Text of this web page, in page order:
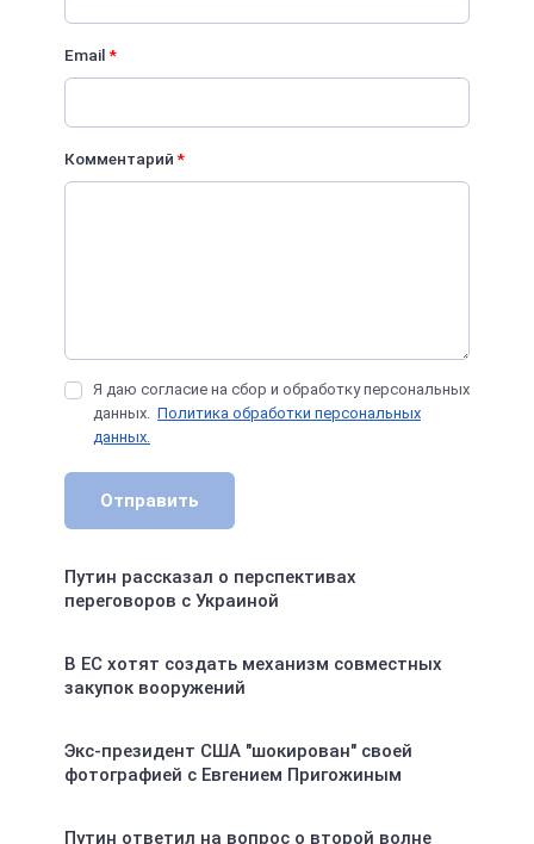
Email*
Комментарий*
Я даю согласие на сбор и обработку персональных
данных. Политика обработки персональных
данных.
Отправить
Путин рассказал о перспективах
переговоров с Украиной
В ЕС хотят создать механизм совместных
закупок вооружений
Экс-президент США "шокирован" своей
фотографией с Евгением Пригожиным
Путин ответил на вопрос о второй волне